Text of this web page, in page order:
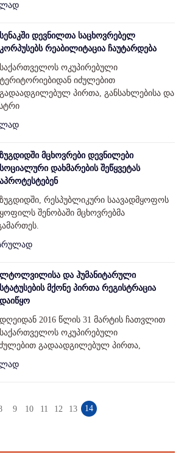
სენაკში დევნილთა საცხოვრებელ
კორპუსებს რეაბილიტაცია ჩაუტარდება
საქართველოს ოკუპირებული
ტერიტორიებიდან იძულებით
გადაადგილებულ პირთა, განსახლებისა და
ზუგდიდში მცხოვრები დევნილები
სოციალური დახმარების შეწყვეტას
აპროტესტებენ
ზუგდიდში, რესპუბლიკური საავადმყოფოს
ყოფილს შენობაში მცხოვრებმა
ლტოლვილისა და ჰუმანიტარული
სტატუსების მქონე პირთა რეგისტრაცია
დაიწყო
დღეიდან 2016 წლის 31 მარტის ჩათვლით
საქართველოს ოკუპირებული
გადაადგილებულ პირთა,
9 10 11 12 13 14